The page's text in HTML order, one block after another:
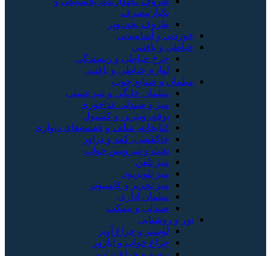
یکبارمصرف
ظروف پخت‌وپز
خوردنی و آشامیدنی
خیاطی و بافتنی
چرخ خیاطی و ریسندگی
لوازم خیاطی و بافتنی
مبلمان و صنایع چوب
مبلمان خانگی و میزعسلی
میز و صندلی غذاخوری
بوفه، ویترین و کنسول
کتابخانه، شلف و قفسه‌های دیواری
جاکفشی، کمد و دراور
تخت و سرویس خواب
میز تلفن
میز تلویزیون
میز تحریر و کامپیوتر
مبلمان اداری
صندلی و نیمکت
نور و روشنایی
لوستر و چراغ آویز
چراغ خواب و آباژور